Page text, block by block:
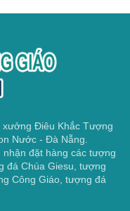
xưởng Điêu Khắc Tượng
Nước - Đà Nẵng.
đặt hàng các tượng
đá Chúa Giesu, tượng
Công Giáo, tượng đá